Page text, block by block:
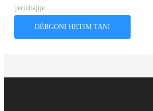
përmbajtje
DËRGONI HETIM TANI